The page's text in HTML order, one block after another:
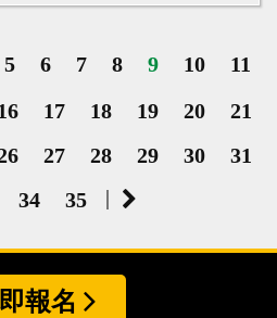
5 6 7 8 9 10
11
17 18 19 20
21
27 28 29 30
31
34 35 |
報名